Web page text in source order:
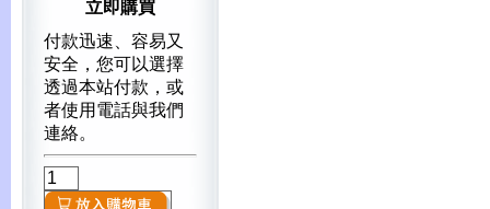
立即購買
付款迅速、容易又
安全，您可以選擇
透過本站付款，或
者使用電話與我們
連絡。